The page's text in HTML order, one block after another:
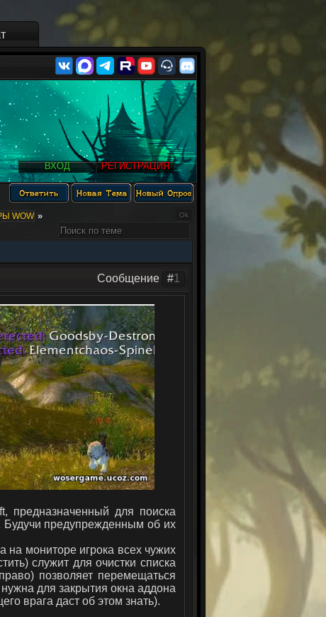
ВХОД РЕГИСТРАЦИЯ
WOW »
Сообщение #1
предназначенный для поиска
Будучи предупрежденным об их
на мониторе игрока всех чужих
служит для очистки списка
позволяет перемещаться
для закрытия окна аддона
врага даст об этом знать).